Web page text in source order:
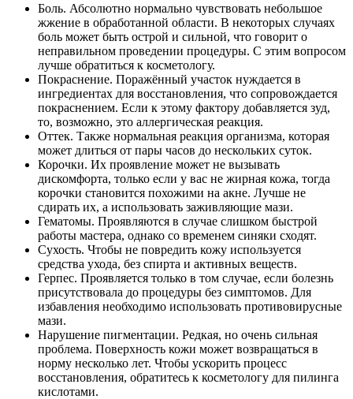
Боль. Абсолютно нормально чувствовать небольшое
жжение в обработанной области. В некоторых случаях
боль может быть острой и сильной, что говорит о
неправильном проведении процедуры. С этим вопросом
лучше обратиться к косметологу.
Покраснение. Поражённый участок нуждается в
ингредиентах для восстановления, что сопровождается
покраснением. Если к этому фактору добавляется зуд,
то, возможно, это аллергическая реакция.
Оттек. Также нормальная реакция организма, которая
может длиться от пары часов до нескольких суток.
Корочки. Их проявление может не вызывать
дискомфорта, только если у вас не жирная кожа, тогда
корочки становится похожими на акне. Лучше не
сдирать их, а использовать заживляющие мази.
Гематомы. Проявляются в случае слишком быстрой
работы мастера, однако со временем синяки сходят.
Сухость. Чтобы не повредить кожу используется
средства ухода, без спирта и активных веществ.
Герпес. Проявляется только в том случае, если болезнь
присутствовала до процедуры без симптомов. Для
избавления необходимо использовать противовирусные
мази.
Нарушение пигментации. Редкая, но очень сильная
проблема. Поверхность кожи может возвращаться в
норму несколько лет. Чтобы ускорить процесс
восстановления, обратитесь к косметологу для пилинга
кислотами.